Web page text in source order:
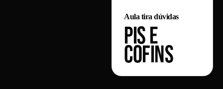
Aula tira dúvidas
PIS E
COFINS